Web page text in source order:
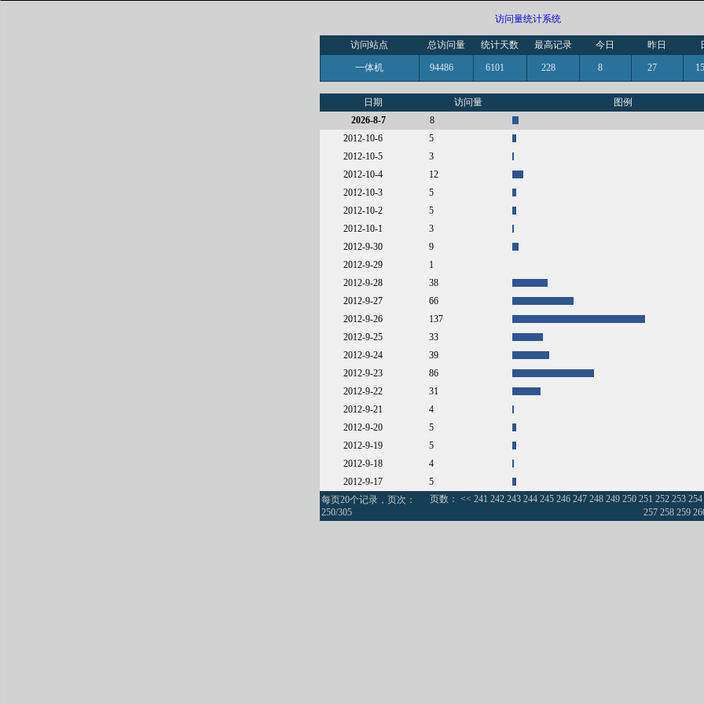
访问量统计系统
访问站点 总访问量 统计天数 最高记录 今日 昨日
一体机 94486 6101 228 8 27
日期 访问量
图例
2026-8-7
8
2012-10-6
5
2012-10-5
3
2012-10-4
12
2012-10-3
5
2012-10-2
5
2012-10-1
3
2012-9-30
9
2012-9-29
1
2012-9-28
38
2012-9-27
66
2012-9-26
137
2012-9-25
33
2012-9-24
39
2012-9-23
86
2012-9-22
31
2012-9-21
4
2012-9-20
5
2012-9-19
5
2012-9-18
4
2012-9-17
5
每页20个记录，页次：
250/305
页数： << 241 242 243 244 245 246 247 248 249250 251 252 253 254
257 258 259